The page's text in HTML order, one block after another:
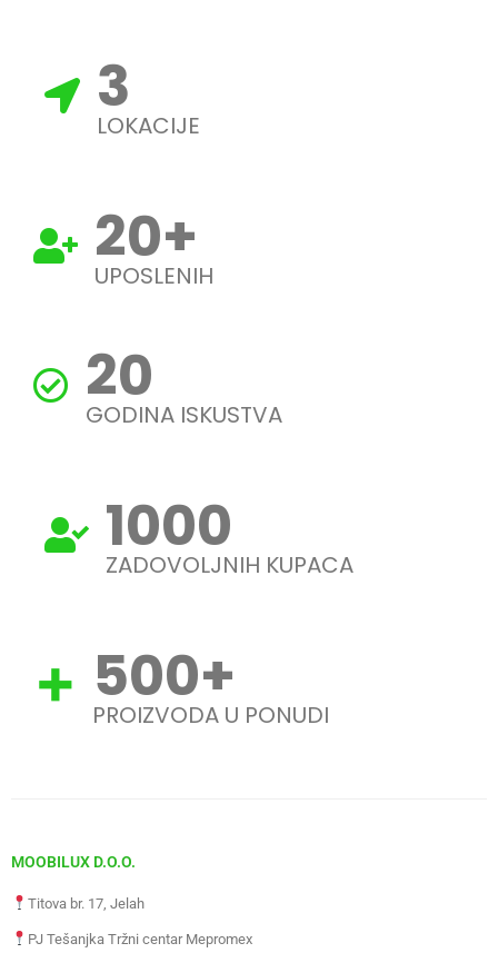
3
LOKACIJE
20+
UPOSLENIH
20
GODINA ISKUSTVA
1000
ZADOVOLJNIH KUPACA
500+
PROIZVODA U PONUDI
MOOBILUX D.O.O.
Titova br. 17, Jelah
PJ Tešanjka Tržni centar Mepromex